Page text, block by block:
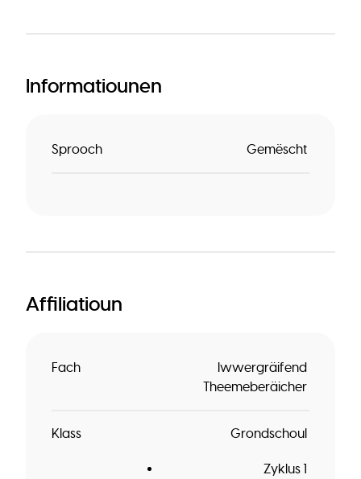
Informatiounen
Sprooch Gemëscht
Affiliatioun
Fach
Iwwergräifend
Theemeberäicher
Klass Grondschoul
Zyklus 1